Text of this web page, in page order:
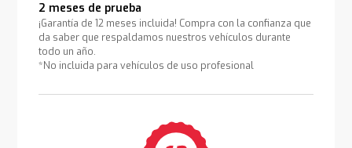
2 meses de prueba
¡Garantía de 12 meses incluida! Compra con la confianza que
da saber que respaldamos nuestros vehículos durante
todo un año.
*No incluida para vehículos de uso profesional